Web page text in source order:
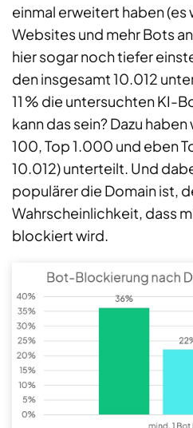
einmal erweitert haben (es
Websites und mehr Bots
hier sogar noch tiefer
den insgesamt 10.012
11 % die untersuchten KI-
kann das sein? Dazu
100, Top 1.000 und eben
10.012) unterteilt. Und
populärer die Domain ist,
Wahrscheinlichkeit, dass
blockiert wird.